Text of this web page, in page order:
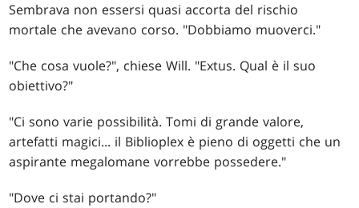
Sembrava non essersi quasi accorta del rischio
mortale che avevano corso. "Dobbiamo muoverci."
"Che cosa vuole?", chiese Will. "Extus. Qual è il suo
obiettivo?"
"Ci sono varie possibilità. Tomi di grande valore,
artefatti magici... il Biblioplex è pieno di oggetti che un
aspirante megalomane vorrebbe possedere."
"Dove ci stai portando?"